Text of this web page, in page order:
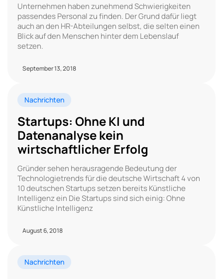
Unternehmen haben zunehmend Schwierigkeiten
passendes Personal zu finden. Der Grund dafür liegt
auch an den HR-Abteilungen selbst, die selten einen
Blick auf den Menschen hinter dem Lebenslauf
setzen.
September 13, 2018
Nachrichten
Startups: Ohne KI und
Datenanalyse kein
wirtschaftlicher Erfolg
Gründer sehen herausragende Bedeutung der
Technologietrends für die deutsche Wirtschaft 4 von
10 deutschen Startups setzen bereits Künstliche
Intelligenz ein Die Startups sind sich einig: Ohne
Künstliche Intelligenz
August 6, 2018
Nachrichten